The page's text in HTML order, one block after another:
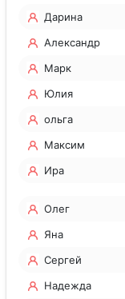
Дарина
Александр
Марк
Юлия
ольга
Максим
Ира
Олег
Яна
Сергей
Надежда